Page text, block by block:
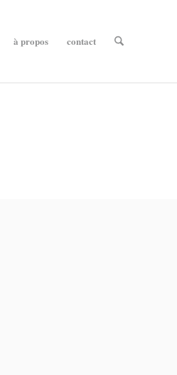
à propos contact